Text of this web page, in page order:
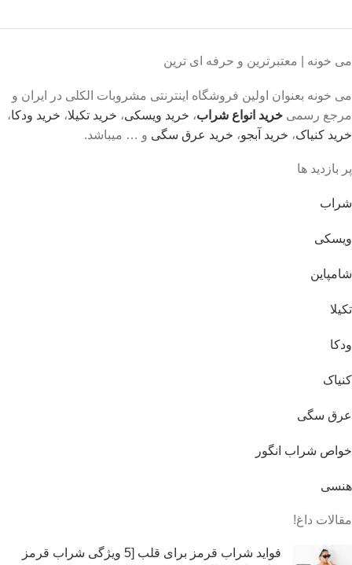
می خونه | معتبرترین و حرفه ای ترین
می خونه بعنوان اولین فروشگاه اینترنتی مشروبات الکلی در ایران و
مرجع رسمی خرید انواع شراب، خرید ویسکی، خرید تکیلا، خرید ودکا،
خرید کنیاک، خرید آبجو، خرید عرق سگی و … میباشد.
پر بازدید ها
شراب
ویسکی
شامپاین
تکیلا
ودکا
کنیاک
عرق سگی
خواص شراب انگور
هنسی
مقالات داغ!
فواید شراب قرمز برای قلب [5 ویژگی شراب قرمز